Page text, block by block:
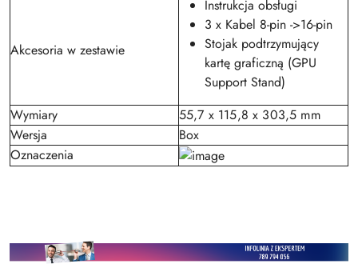
Akcesoria w zestawie
Instrukcja obsługi
3 x Kabel 8-pin ->16-pin
Stojak podtrzymujący
kartę graficzną (GPU
Support Stand)
Wymiary
55,7 x 115,8 x 303,5 mm
Wersja
Box
Oznaczenia